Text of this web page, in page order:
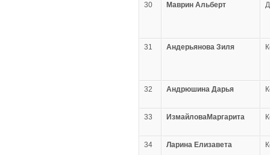
30 Маврин Альберт
31 Андерьянова Зиля
32 Андрюшина Дарья
33 ИзмайловаМаргарита
34 Ларина Елизавета